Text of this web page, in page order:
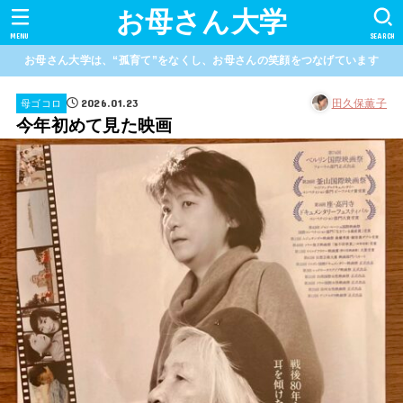
お母さん大学 SEARCH
MENU
お母さん大学は、“孤育て”をなくし、お母さんの笑顔をつなげています
母ゴコロ 2026.01.23 田久保薫子
今年初めて見た映画